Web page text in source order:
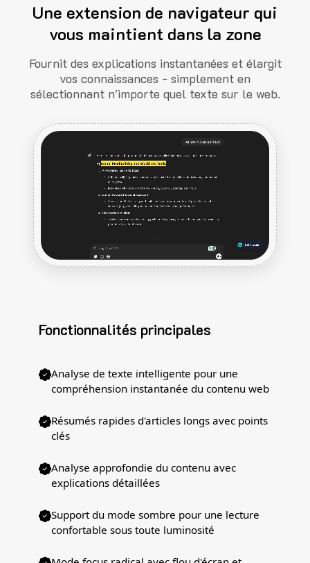
Une extension de navigateur qui
vous maintient dans la zone
Fournit des explications instantanées et élargit
vos connaissances - simplement en
sélectionnant n'importe quel texte sur le web.
Fonctionnalités principales
Analyse de texte intelligente pour une
compréhension instantanée du contenu web
Résumés rapides d'articles longs avec points
clés
Analyse approfondie du contenu avec
explications détaillées
Support du mode sombre pour une lecture
confortable sous toute luminosité